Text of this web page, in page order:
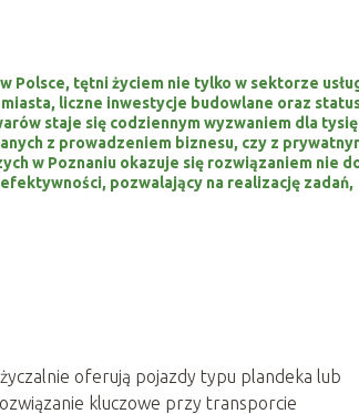
Polsce, tętni życiem nie tylko w sektorze
liczne inwestycje budowlane oraz
staje się codziennym wyzwaniem dla
z prowadzeniem biznesu, czy z
w Poznaniu okazuje się rozwiązaniem nie
pozwalający na realizację zadań,
oferują pojazdy typu plandeka lub
kluczowe przy transporcie